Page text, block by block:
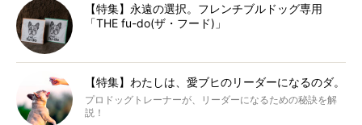
【特集】永遠の選択。フレンチブルドッグ専用
「THE fu-do(ザ・フード)」
【特集】わたしは、愛ブヒのリーダーになるのダ。
プロドッグトレーナーが、リーダーになるための秘訣を解
説！